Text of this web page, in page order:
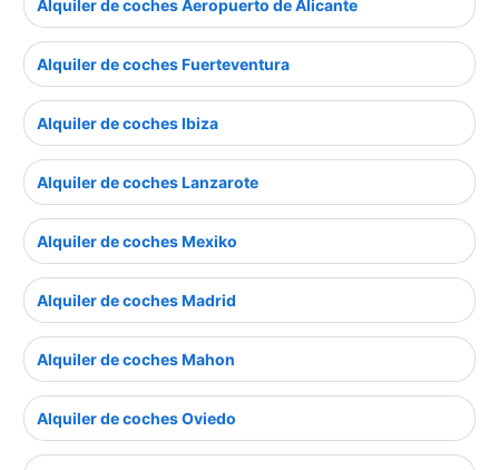
Alquiler de coches Aeropuerto de Alicante
Alquiler de coches Fuerteventura
Alquiler de coches Ibiza
Alquiler de coches Lanzarote
Alquiler de coches Mexiko
Alquiler de coches Madrid
Alquiler de coches Mahon
Alquiler de coches Oviedo